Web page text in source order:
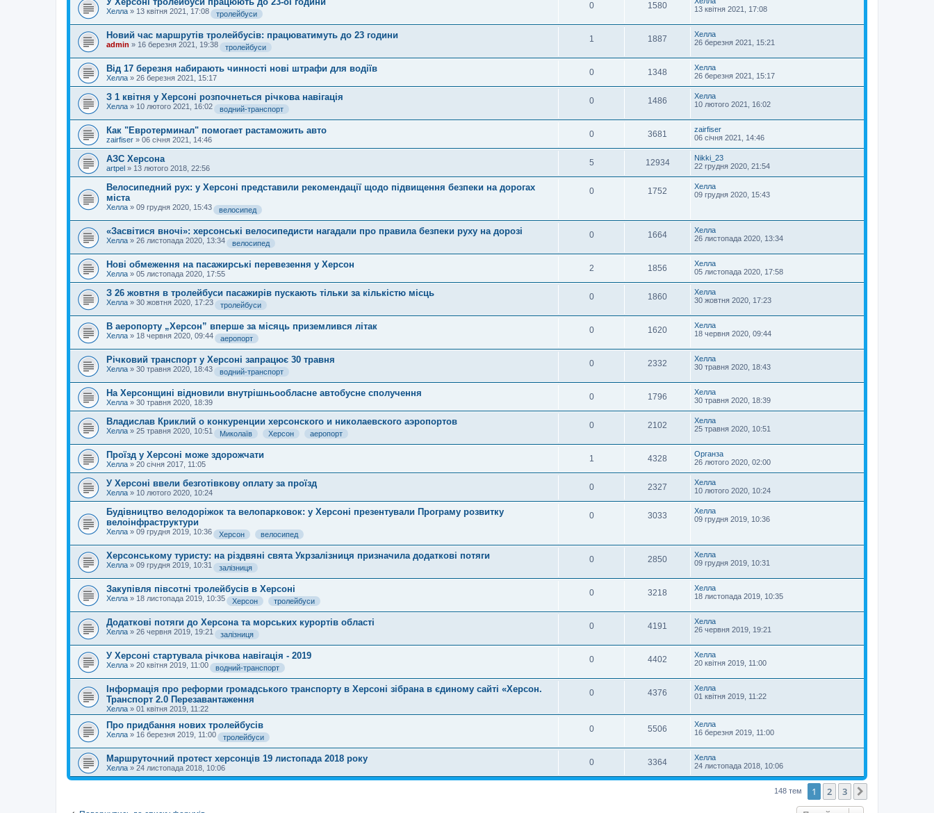
Хелла » 13 квітня 2021, 17:08 тролейбуси
0 1580
13 квітня 2021, 17:08
Новий час маршрутів тролейбусів: працюватимуть до 23 години
admin » 16 березня 2021, 19:38 тролейбуси
1 1887
Хелла
26 березня 2021, 15:21
Від 17 березня набирають чинності нові штрафи для водіїв
Хелла » 26 березня 2021, 15:17
0 1348
Хелла
26 березня 2021, 15:17
З 1 квітня у Херсоні розпочнеться річкова навігація
Хелла » 10 лютого 2021, 16:02 водний-транспорт
0 1486
Хелла
10 лютого 2021, 16:02
Как "Евротерминал" помогает растаможить авто
zairfiser » 06 січня 2021, 14:46
0 3681
zairfiser
06 січня 2021, 14:46
АЗС Херсона
artpel » 13 лютого 2018, 22:56
5 12934
Nikki_23
22 грудня 2020, 21:54
Велосипедний рух: у Херсоні представили рекомендації щодо підвищення безпеки на дорогах
міста
Хелла » 09 грудня 2020, 15:43 велосипед
0 1752
Хелла
09 грудня 2020, 15:43
«Засвітися вночі»: херсонські велосипедисти нагадали про правила безпеки руху на дорозі
Хелла » 26 листопада 2020, 13:34 велосипед
0 1664
Хелла
26 листопада 2020, 13:34
Нові обмеження на пасажирські перевезення у Херсон
Хелла » 05 листопада 2020, 17:55
2 1856
Хелла
05 листопада 2020, 17:58
З 26 жовтня в тролейбуси пасажирів пускають тільки за кількістю місць
Хелла » 30 жовтня 2020, 17:23 тролейбуси
0 1860
Хелла
30 жовтня 2020, 17:23
В аеропорту „Херсон” вперше за місяць приземлився літак
Хелла » 18 червня 2020, 09:44 аеропорт
0 1620
Хелла
18 червня 2020, 09:44
Річковий транспорт у Херсоні запрацює 30 травня
Хелла » 30 травня 2020, 18:43 водний-транспорт
0 2332
Хелла
30 травня 2020, 18:43
На Херсонщині відновили внутрішньообласне автобусне сполучення
Хелла » 30 травня 2020, 18:39
0 1796
Хелла
30 травня 2020, 18:39
Владислав Криклий о конкуренции херсонского и николаевского аэропортов
Хелла » 25 травня 2020, 10:51 Миколаїв Херсон аеропорт
0 2102
Хелла
25 травня 2020, 10:51
Проїзд у Херсоні може здорожчати
Хелла » 20 січня 2017, 11:05
1 4328
Органза
26 лютого 2020, 02:00
У Херсоні ввели безготівкову оплату за проїзд
Хелла » 10 лютого 2020, 10:24
0 2327
Хелла
10 лютого 2020, 10:24
Будівництво велодоріжок та велопарковок: у Херсоні презентували Програму розвитку
велоінфраструктури
Хелла » 09 грудня 2019, 10:36 Херсон велосипед
0 3033
Хелла
09 грудня 2019, 10:36
Херсонському туристу: на різдвяні свята Укрзалізниця призначила додаткові потяги
Хелла » 09 грудня 2019, 10:31 залізниця
0 2850
Хелла
09 грудня 2019, 10:31
Закупівля півсотні тролейбусів в Херсоні
Хелла » 18 листопада 2019, 10:35 Херсон тролейбуси
0 3218
Хелла
18 листопада 2019, 10:35
Додаткові потяги до Херсона та морських курортів області
Хелла » 26 червня 2019, 19:21 залізниця
0 4191
Хелла
26 червня 2019, 19:21
У Херсоні стартувала річкова навігація - 2019
Хелла » 20 квітня 2019, 11:00 водний-транспорт
0 4402
Хелла
20 квітня 2019, 11:00
Iнформація про реформи громадського транспорту в Херсоні зібрана в єдиному сайті «Херсон.
Транспорт 2.0 Перезавантаження
Хелла » 01 квітня 2019, 11:22
0 4376
Хелла
01 квітня 2019, 11:22
Про придбання нових тролейбусів
Хелла » 16 березня 2019, 11:00 тролейбуси
0 5506
Хелла
16 березня 2019, 11:00
Маршруточний протест херсонців 19 листопада 2018 року
Хелла » 24 листопада 2018, 10:06
0 3364
Хелла
24 листопада 2018, 10:06
148 тем 1 2 3